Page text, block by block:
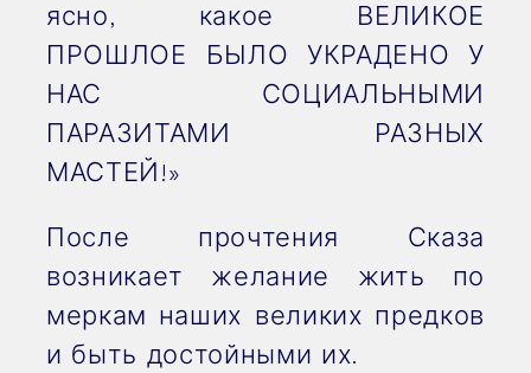
ясно, какое ВЕЛИКОЕ
ПРОШЛОЕ БЫЛО УКРАДЕНО У
НАС СОЦИАЛЬНЫМИ
ПАРАЗИТАМИ РАЗНЫХ
МАСТЕЙ!»
После прочтения Сказа
возникает желание жить по
меркам наших великих предков
и быть достойными их.